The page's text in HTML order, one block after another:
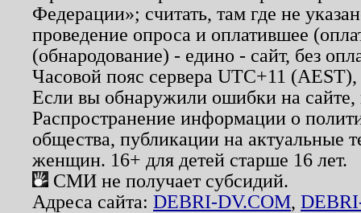
Федерации»; считать, там где не
проведение опроса и оплатившее
(обнародование) - едино - сайт, без
Часовой пояс сервера UTC+11
Если вы обнаружили ошибки на
Распространение информации о
общества, публикации на актуальные
женщин. 16+ для детей старше 16 лет.
СМИ не получает субсидий.
Адреса сайта: DEBRI-DV.COM,